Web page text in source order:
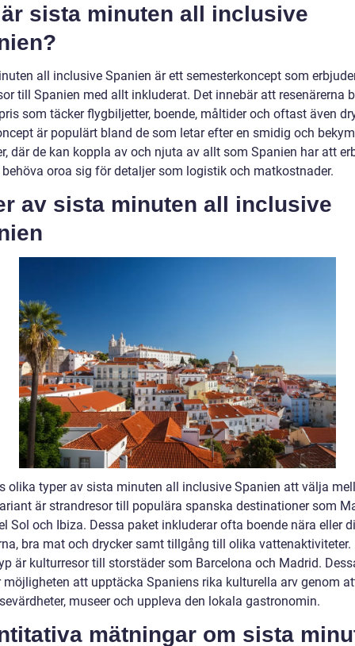
är sista minuten all inclusive
all inclusive Spanien är ett semesterkoncept som
till Spanien med allt inkluderat. Det innebär att resenärerna
som täcker flygbiljetter, boende, måltider och oftast även
är populärt bland de som letar efter en smidig och
där de kan koppla av och njuta av allt som Spanien har att
oroa sig för detaljer som logistik och matkostnader.
av sista minuten all inclusive
olika typer av sista minuten all inclusive Spanien att välja
är strandresor till populära spanska destinationer som
Sol och Ibiza. Dessa paket inkluderar ofta boende nära eller
bra mat och drycker samt tillgång till olika vattenaktiviteter.
är kulturresor till storstäder som Barcelona och Madrid.
möjligheten att upptäcka Spaniens rika kulturella arv genom
museer och uppleva den lokala gastronomin.
mätningar om sista